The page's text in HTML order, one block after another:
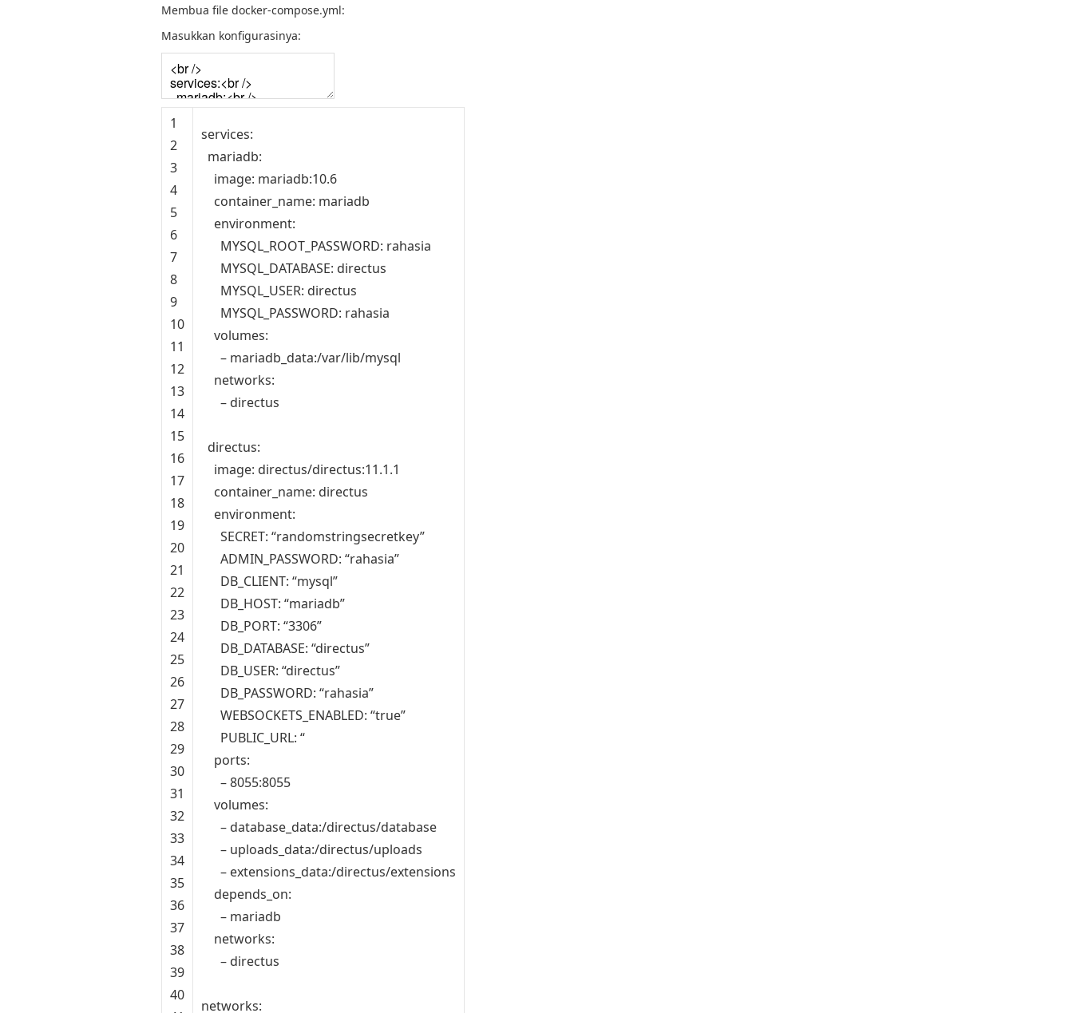
Membua file docker-compose.yml:
Masukkan konfigurasinya:
1
2
3
4
5
6
7
8
9
10
11
12
13
14
15
16
17
18
19
20
21
22
23
24
25
26
27
28
29
30
31
32
33
34
35
36
37
38
39
40
services:
mariadb:
image: mariadb:10.6
container_name: mariadb
environment:
MYSQL_ROOT_PASSWORD: rahasia
MYSQL_DATABASE: directus
MYSQL_USER: directus
MYSQL_PASSWORD: rahasia
volumes:
– mariadb_data:/var/lib/mysql
networks:
– directus
directus:
image: directus/directus:11.1.1
container_name: directus
environment:
SECRET: “randomstringsecretkey”
ADMIN_PASSWORD: “rahasia”
DB_CLIENT: “mysql”
DB_HOST: “mariadb”
DB_PORT: “3306”
DB_DATABASE: “directus”
DB_USER: “directus”
DB_PASSWORD: “rahasia”
WEBSOCKETS_ENABLED: “true”
PUBLIC_URL: “
ports:
–8055:8055
volumes:
– database_data:/directus/database
– uploads_data:/directus/uploads
– extensions_data:/directus/extensions
depends_on:
– mariadb
networks:
– directus
networks: